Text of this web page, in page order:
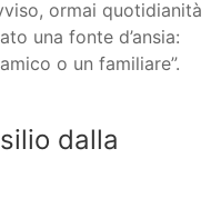
ormai quotidianità
una fonte d’ansia:
o un familiare”.
dalla